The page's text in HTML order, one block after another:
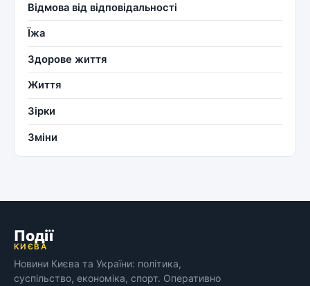
Відмова від відповідальності
Їжа
Здорове життя
Життя
Зірки
Зміни
Події
КИЄВА
Новини Києва та України: політика,
суспільство, економіка, спорт. Оперативно